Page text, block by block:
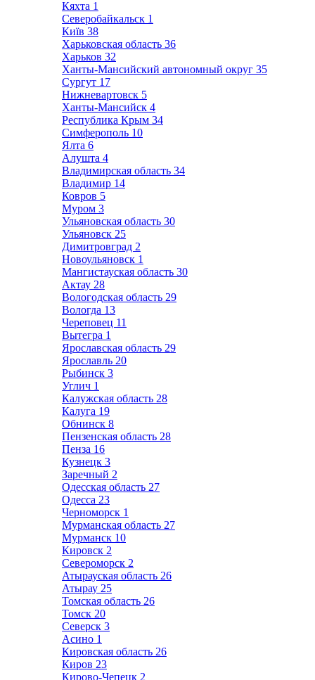
Кяхта 1
Северобайкальск 1
Київ 38
Харьковская область 36
Харьков 32
Ханты-Мансийский автономный округ 35
Сургут 17
Нижневартовск 5
Ханты-Мансийск 4
Республика Крым 34
Симферополь 10
Ялта 6
Алушта 4
Владимирская область 34
Владимир 14
Ковров 5
Муром 3
Ульяновская область 30
Ульяновск 25
Димитровград 2
Новоульяновск 1
Мангистауская область 30
Актау 28
Вологодская область 29
Вологда 13
Череповец 11
Вытегра 1
Ярославская область 29
Ярославль 20
Рыбинск 3
Углич 1
Калужская область 28
Калуга 19
Обнинск 8
Пензенская область 28
Пенза 16
Кузнецк 3
Заречный 2
Одесская область 27
Одесса 23
Черноморск 1
Мурманская область 27
Мурманск 10
Кировск 2
Североморск 2
Атырауская область 26
Атырау 25
Томская область 26
Томск 20
Северск 3
Асино 1
Кировская область 26
Киров 23
Кирово-Чепецк 2